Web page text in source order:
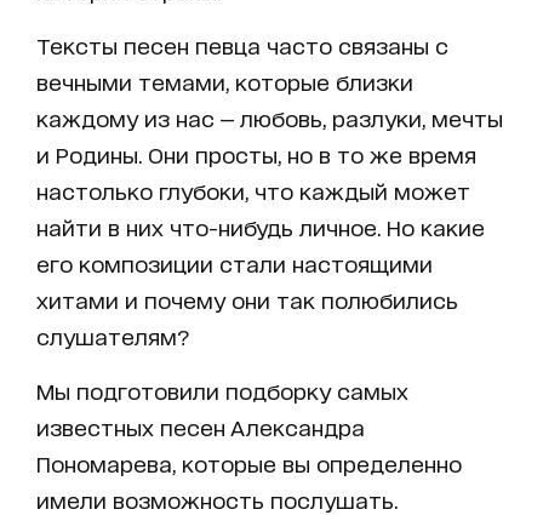
Тексты песен певца часто связаны с
вечными темами, которые близки
каждому из нас — любовь, разлуки, мечты
и Родины. Они просты, но в то же время
настолько глубоки, что каждый может
найти в них что-нибудь личное. Но какие
его композиции стали настоящими
хитами и почему они так полюбились
слушателям?
Мы подготовили подборку самых
известных песен Александра
Пономарева, которые вы определенно
имели возможность послушать.